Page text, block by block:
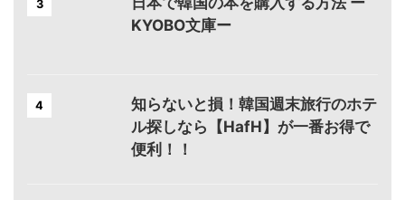
3
KYOBO文庫ー
4
知らないと損！韓国週末旅行のホテ
ル探しなら【HafH】が一番お得で
便利！！